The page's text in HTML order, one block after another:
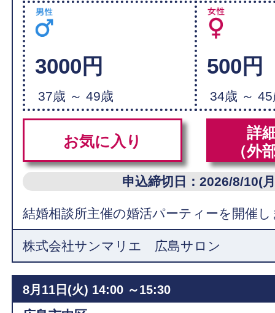
3000円
37歳 ～ 49歳
500円
34歳 ～
お気に入り
詳
（外
申込締切日：2026/8/10(
結婚相談所主催の婚活パーティーを開催
株式会社サンマリエ 広島サロン
8月11日(火) 14:00 ～15:30